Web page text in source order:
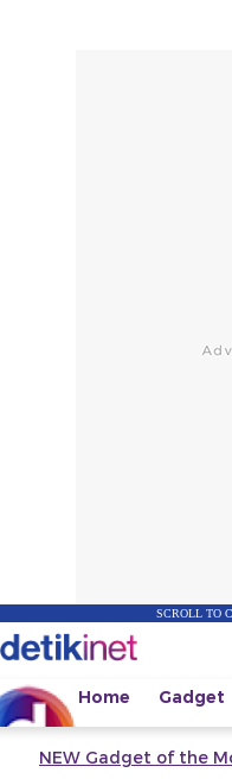
SCROLL TO
Home Gadget
NEW Gadget of the